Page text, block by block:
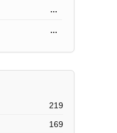
...
...
219
169